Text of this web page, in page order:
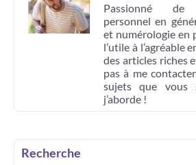
Passionné de
personnel en
et numérologie en
l’utile à l’agréable
des articles riches
pas à me
sujets que vous
j’aborde !
Recherche